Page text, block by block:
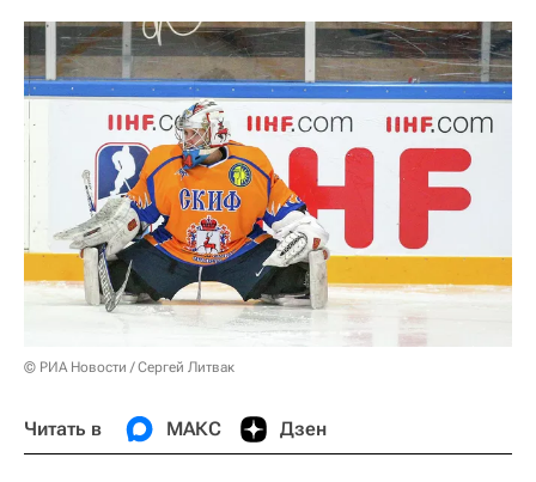
© РИА Новости / Сергей Литвак
Читать в МАКС Дзен